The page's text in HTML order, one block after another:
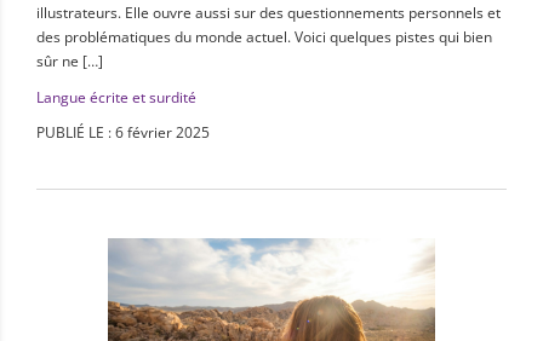
illustrateurs. Elle ouvre aussi sur des questionnements personnels et
des problématiques du monde actuel. Voici quelques pistes qui bien
sûr ne […]
Langue écrite et surdité
PUBLIÉ LE : 6 février 2025